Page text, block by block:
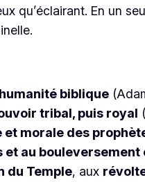
qu’éclairant. En un
biblique
tribal, puis royal
morale des
et au bouleversement
du Temple, aux